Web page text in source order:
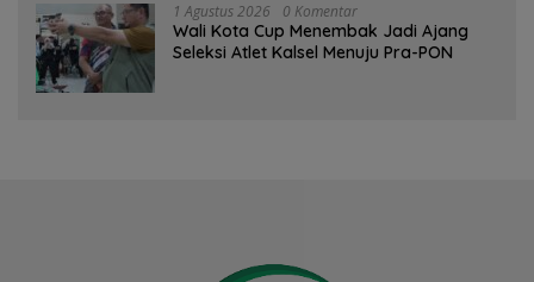
1 Agustus 2026 0 Komentar
Wali Kota Cup Menembak Jadi Ajang
Seleksi Atlet Kalsel Menuju Pra-PON